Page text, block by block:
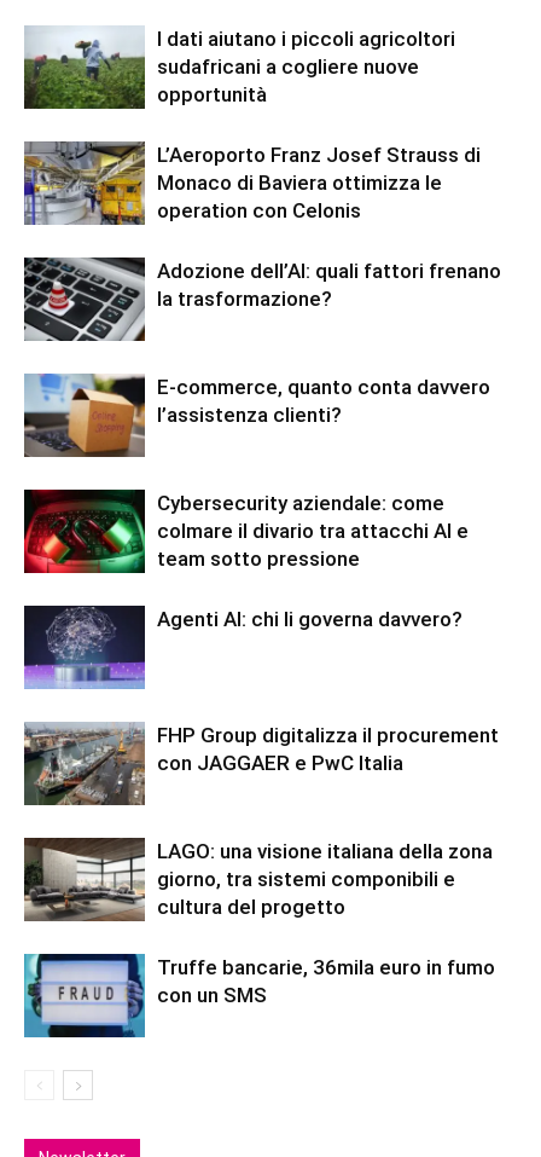
I dati aiutano i piccoli agricoltori
sudafricani a cogliere nuove
opportunità
L’Aeroporto Franz Josef Strauss di
Monaco di Baviera ottimizza le
operation con Celonis
Adozione dell’AI: quali fattori frenano
la trasformazione?
E-commerce, quanto conta davvero
l’assistenza clienti?
Cybersecurity aziendale: come
colmare il divario tra attacchi AI e
team sotto pressione
Agenti AI: chi li governa davvero?
FHP Group digitalizza il procurement
con JAGGAER e PwC Italia
LAGO: una visione italiana della zona
giorno, tra sistemi componibili e
cultura del progetto
Truffe bancarie, 36mila euro in fumo
con un SMS